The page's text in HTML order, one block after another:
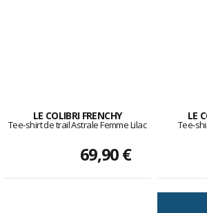
LE COLIBRI FRENCHY
Tee-shirt de trail Astrale Femme Lilac
69,90 €
LE
Tee-